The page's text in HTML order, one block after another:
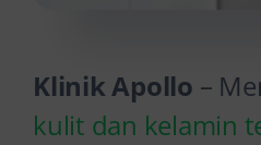
Klinik Apollo –
kulit dan kelamin